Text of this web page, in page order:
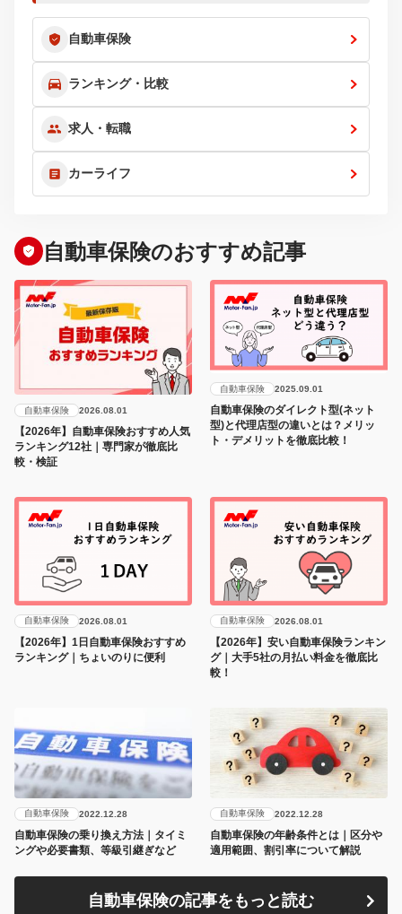
自動車保険
ランキング・比較
求人・転職
カーライフ
自動車保険のおすすめ記事
自動車保険 2026.08.01
【2026年】自動車保険おすすめ人気
ランキング12社｜専門家が徹底比
較・検証
自動車保険 2025.09.01
自動車保険のダイレクト型(ネット
型)と代理店型の違いとは？メリッ
ト・デメリットを徹底比較！
自動車保険 2026.08.01
【2026年】1日自動車保険おすすめ
ランキング｜ちょいのりに便利
自動車保険 2026.08.01
【2026年】安い自動車保険ランキン
グ｜大手5社の月払い料金を徹底比
較！
自動車保険 2022.12.28
自動車保険の乗り換え方法｜タイミ
ングや必要書類、等級引継ぎなど
自動車保険 2022.12.28
自動車保険の年齢条件とは｜区分や
適用範囲、割引率について解説
自動車保険の記事をもっと読む